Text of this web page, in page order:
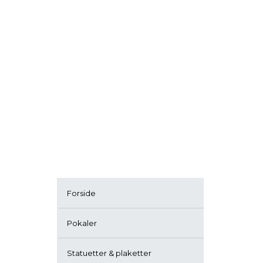
Forside
Pokaler
Statuetter & plaketter